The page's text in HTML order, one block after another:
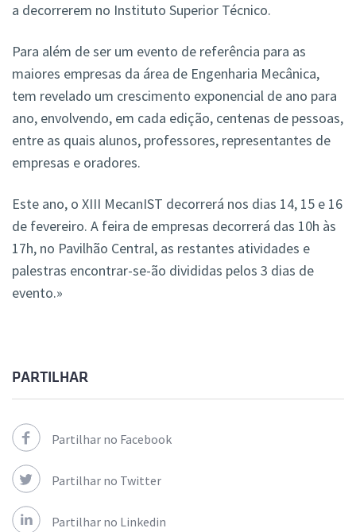
a decorrerem no Instituto Superior Técnico.
Para além de ser um evento de referência para as
maiores empresas da área de Engenharia Mecânica,
tem revelado um crescimento exponencial de ano para
ano, envolvendo, em cada edição, centenas de pessoas,
entre as quais alunos, professores, representantes de
empresas e oradores.
Este ano, o XIII MecanIST decorrerá nos dias 14, 15 e 16
de fevereiro. A feira de empresas decorrerá das 10h às
17h, no Pavilhão Central, as restantes atividades e
palestras encontrar-se-ão divididas pelos 3 dias de
evento.»
PARTILHAR
Partilhar no Facebook
Partilhar no Twitter
Partilhar no Linkedin